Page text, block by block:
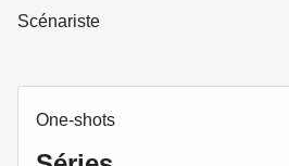
Scénariste
One-shots